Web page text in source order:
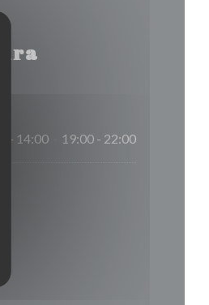
- 14:00 19:00 - 22:00